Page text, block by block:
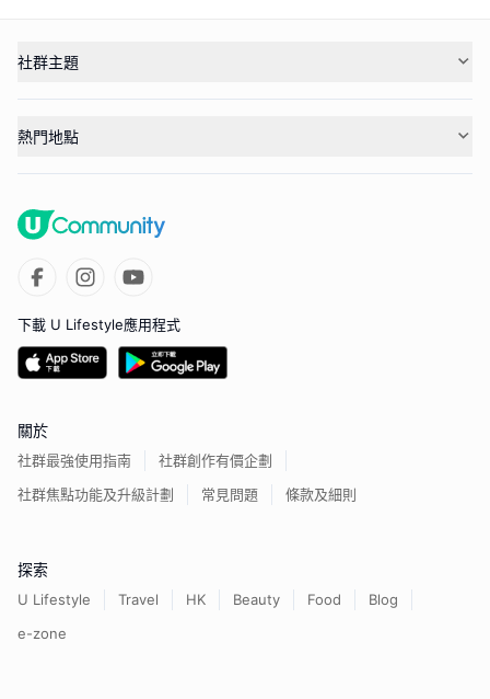
社群主題
熱門地點
下載 U Lifestyle應用程式
關於
社群最強使用指南
社群創作有價企劃
社群焦點功能及升級計劃
常見問題 條款及細則
探索
U Lifestyle Travel HK Beauty Food
Blog
e-zone